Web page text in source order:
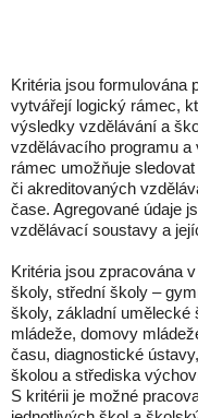
Kritéria jsou formulována
vytvářejí logický rámec,
výsledky vzdělávání a
vzdělávacího programu a
rámec umožňuje
či akreditovaných
čase. Agregované údaje
vzdělávací soustavy a
Kritéria jsou zpracována
školy, střední školy –
školy, základní umělecké
mládeže, domovy
času, diagnostické
školou a střediska
S kritérii je možné